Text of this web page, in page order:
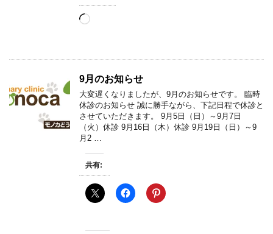
読
み
9月のお知らせ
大変遅くなりましたが、9月のお知らせです。 臨時
休診のお知らせ 誠に勝手ながら、下記日程で休診と
させていただきます。 9月5日（日）～9月7日
（火）休診 9月16日（木）休診 9月19日（日）～9
月2 …
共有: